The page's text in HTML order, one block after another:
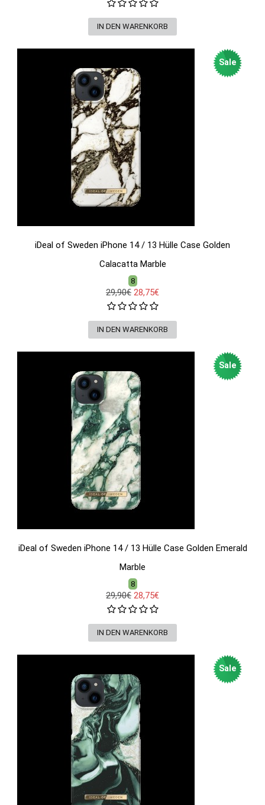
Sale
iDeal of Sweden iPhone 14 / 13 Hülle Case Golden
Calacatta Marble
8
29,90€ 28,75€
Sale
iDeal of Sweden iPhone 14 / 13 Hülle Case Golden Emerald
Marble
8
29,90€ 28,75€
Sale